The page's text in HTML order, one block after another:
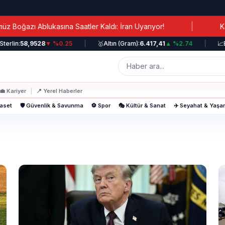
Ablukasına Saatler Kaldı: İran Uyarıyor!
58,9528▼ %0.25 Altın (Gram):6.417,41▲ %2.74
💼 Kariyer 📍 Yerel Haberler
🛡️ Güvenlik & Savunma ⚽ Spor 🎭 Kültür & Sanat ✈️ Seyahat &